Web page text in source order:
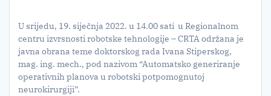
U srijedu, 19. siječnja 2022. u 14.00 sati u Regionalnom
centru izvrsnosti robotske tehnologije – CRTA održana je
javna obrana teme doktorskog rada Ivana Stiperskog,
mag. ing. mech., pod nazivom “Automatsko generiranje
operativnih planova u robotski potpomognutoj
neurokirurgiji”.